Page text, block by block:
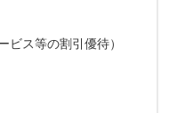
ビス等の割引優待）